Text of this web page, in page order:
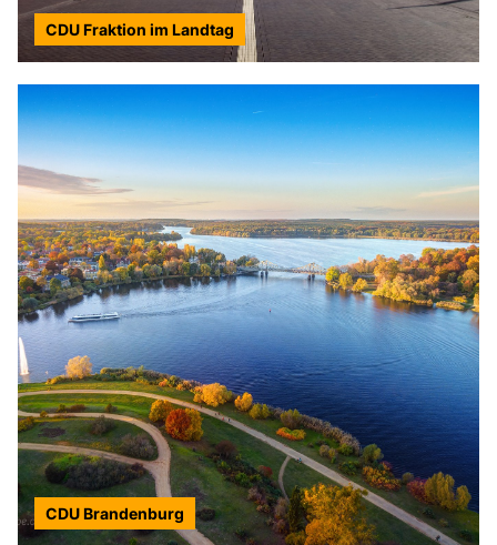
CDU Fraktion im Landtag
CDU Brandenburg